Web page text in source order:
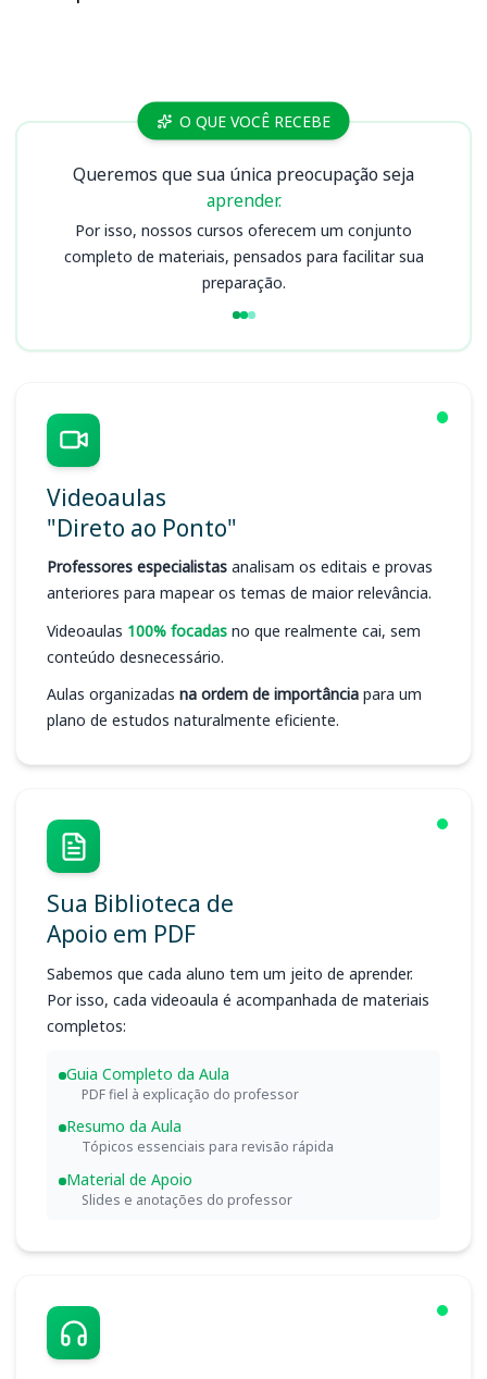
Cursos O QUE VOCÊ RECEBE
Queremos que sua única preocupação seja
aprender.
Por isso, nossos cursos oferecem um conjunto
completo de materiais, pensados para facilitar sua
preparação.
Videoaulas
"Direto ao Ponto"
Professores especialistas analisam os editais e provas
anteriores para mapear os temas de maior relevância.
Videoaulas 100% focadas no que realmente cai, sem
conteúdo desnecessário.
Aulas organizadas na ordem de importância para um
plano de estudos naturalmente eficiente.
Sua Biblioteca de
Apoio em PDF
Sabemos que cada aluno tem um jeito de aprender.
Por isso, cada videoaula é acompanhada de materiais
completos:
Guia Completo da Aula
PDF fiel à explicação do professor
Resumo da Aula
Tópicos essenciais para revisão rápida
Material de Apoio
Slides e anotações do professor